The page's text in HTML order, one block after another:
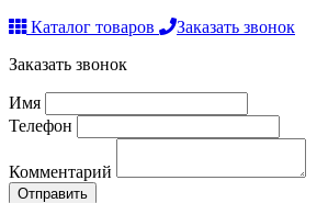
Каталог товаров
Заказать звонок
Заказать звонок
Имя
Телефон
Комментарий
Отправить